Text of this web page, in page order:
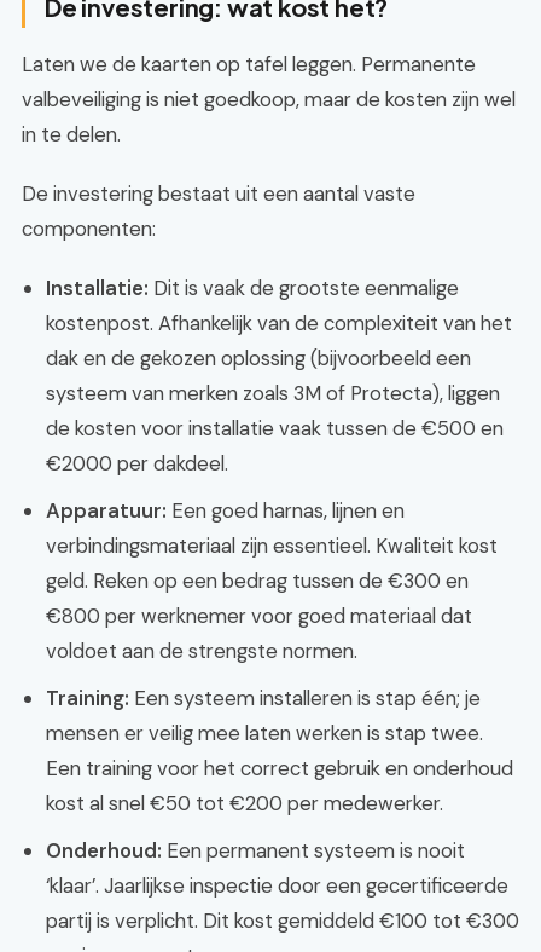
De investering: wat kost het?
Laten we de kaarten op tafel leggen. Permanente
valbeveiliging is niet goedkoop, maar de kosten zijn wel
in te delen.
De investering bestaat uit een aantal vaste
componenten:
Installatie: Dit is vaak de grootste eenmalige
kostenpost. Afhankelijk van de complexiteit van het
dak en de gekozen oplossing (bijvoorbeeld een
systeem van merken zoals 3M of Protecta), liggen
de kosten voor installatie vaak tussen de €500 en
€2000 per dakdeel.
Apparatuur: Een goed harnas, lijnen en
verbindingsmateriaal zijn essentieel. Kwaliteit kost
geld. Reken op een bedrag tussen de €300 en
€800 per werknemer voor goed materiaal dat
voldoet aan de strengste normen.
Training: Een systeem installeren is stap één; je
mensen er veilig mee laten werken is stap twee.
Een training voor het correct gebruik en onderhoud
kost al snel €50 tot €200 per medewerker.
Onderhoud: Een permanent systeem is nooit
‘klaar’. Jaarlijkse inspectie door een gecertificeerde
partij is verplicht. Dit kost gemiddeld €100 tot €300